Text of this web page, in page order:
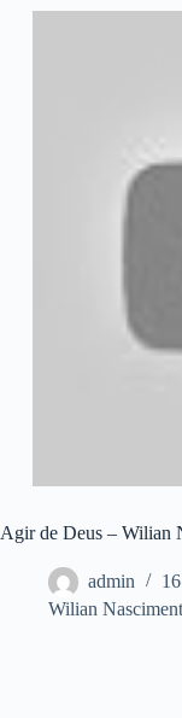
Agir de Deus – Wilian
admin
Wilian